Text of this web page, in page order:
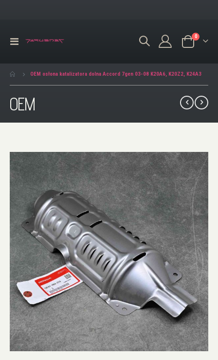
Przełącznik
Koszyk
0produkty/
OEM osłona katalizatora dolna Accord 7gen 03-08 K20A6, K20Z2, K24A3
OEM
Przejdź
na
koniec
galerii